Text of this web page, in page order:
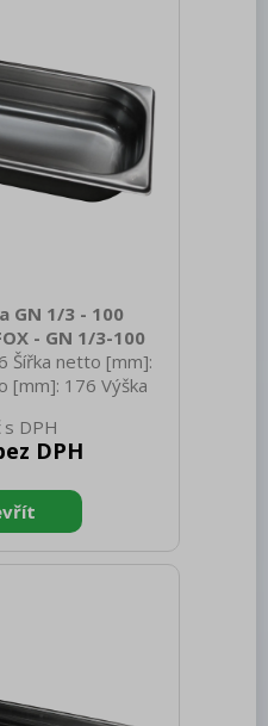
GN 1/3 - 100
- GN 1/3-100
Šířka netto [mm]:
[mm]: 176 Výška
350 Hloubka
brutto [mm]:
barva zařízení:
zařízení [mm]:
zařízení [mm]: GN
DPH